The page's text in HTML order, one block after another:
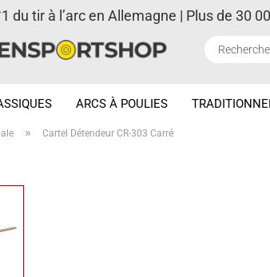
du tir à l’arc en Allemagne | Plus de 30
ARCS À POULIES
» Cartel Détendeur CR-303 Carré